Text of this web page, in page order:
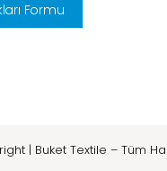
Formu
| Buket Textile – Tüm